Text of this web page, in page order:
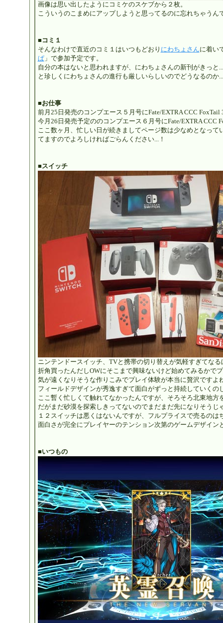
画像は思い出したようにコミケのスケブから２枚。
こういうのこまめにアップしようと思ってるのに忘れちゃうん
■コミ１
そんなわけで直近のコミ１はいつもどおり にわちょさんに着い
ぱ」で参加予定です。
自分の本はないと思われますが、にわちょさんの新刊がきっと
と珍しくにわちょさんの進行も厳しいらしいのでどうなるのか
■お仕事
前月25日発売のコンプエース５月号にFate/EXTRA CCC FoxTail
今月26日発売予定ののコンプエース６月号にFate/EXTRA CCC
ここ数ヶ月、忙しい日が続きましてページ数は少なめとなっ
てますのでよろしければごらんください...！
■スイッチ
ニンテンドースイッチ、TVと携帯の切り替えが気軽すぎてな
折角買ったんだしOWにそこまで興味ないけど始めてみるかで
気が遠くなりそうな作りこみでプレイ体験が本当に贅沢ですよ
フィールドデザインが秀逸すぎて面白がずっと持続していくの
ここ暫く忙しくて触れてなかったんですが、そろそろ北東地方
だがまだ砂漠を探索しきってないのでまだまだ先になりそうじ
１２スイッチは悪くはないんですが、フルプライスで売るのは
面白さが完全にプレイヤーのテンション次第のゲームデザイン
■いつもの